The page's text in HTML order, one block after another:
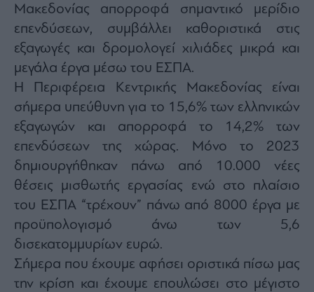
Μακεδονίας απορροφά σημαντικό μερίδιο
επενδύσεων, συμβάλλει καθοριστικά στις
εξαγωγές και δρομολογεί χιλιάδες μικρά και
μεγάλα έργα μέσω του ΕΣΠΑ.
Η Περιφέρεια Κεντρικής Μακεδονίας είναι
σήμερα υπεύθυνη για το 15,6% των ελληνικών
εξαγωγών και απορροφά το 14,2% των
επενδύσεων της χώρας. Μόνο το 2023
δημιουργήθηκαν πάνω από 10.000 νέες
θέσεις μισθωτής εργασίας ενώ στο πλαίσιο
του ΕΣΠΑ “τρέχουν” πάνω από 8000 έργα με
προϋπολογισμό άνω των 5,6
δισεκατομμυρίων ευρώ.
Σήμερα που έχουμε αφήσει οριστικά πίσω μας
την κρίση και έχουμε επουλώσει στο μέγιστο